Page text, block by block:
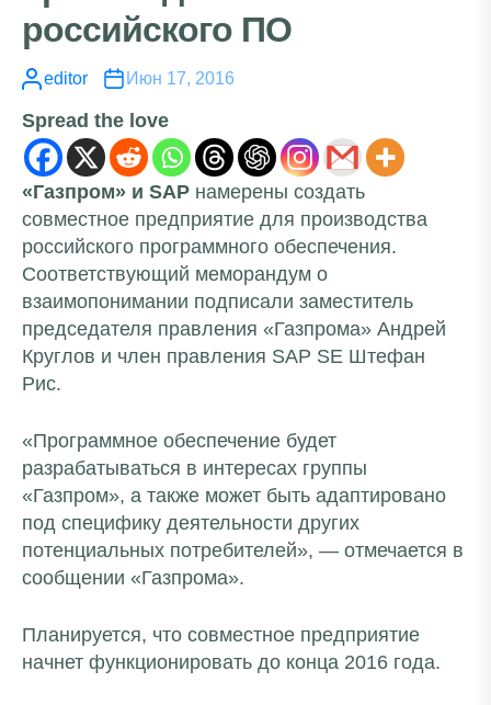
российского ПО
editor Июн 17, 2016
Spread the love
«Газпром» и SAP намерены создать
совместное предприятие для производства
российского программного обеспечения.
Соответствующий меморандум о
взаимопонимании подписали заместитель
председателя правления «Газпрома» Андрей
Круглов и член правления SAP SE Штефан
Рис.
«Программное обеспечение будет
разрабатываться в интересах группы
«Газпром», а также может быть адаптировано
под специфику деятельности других
потенциальных потребителей», — отмечается в
сообщении «Газпрома».
Планируется, что совместное предприятие
начнет функционировать до конца 2016 года.